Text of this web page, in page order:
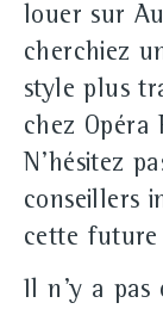
louer sur
cherchiez
style plus
chez Opéra
N'hésitez
conseillers
cette future
Il n'y a pas